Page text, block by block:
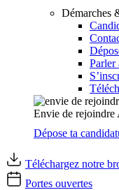
Démarches
Parler
Envie de rejoindre
Dépose ta
Téléchargez notre
Portes ouvertes